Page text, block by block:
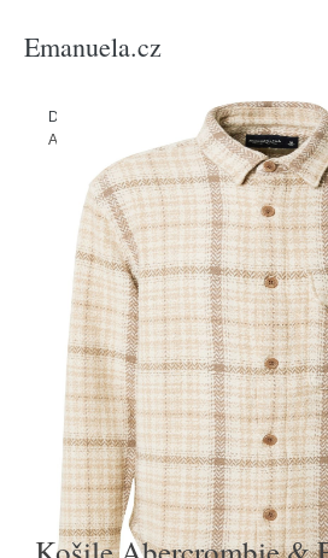
Emanuela.cz
Domů /Oblečení/Košile
Abercrombie & Fitch krémová / champagne